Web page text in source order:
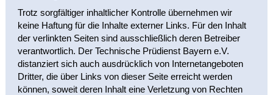
Trotz sorgfältiger inhaltlicher Kontrolle übernehmen wir
keine Haftung für die Inhalte externer Links. Für den Inhalt
der verlinkten Seiten sind ausschließlich deren Betreiber
verantwortlich. Der Technische Prüdienst Bayern e.V.
distanziert sich auch ausdrücklich von Internetangeboten
Dritter, die über Links von dieser Seite erreicht werden
können, soweit deren Inhalt eine Verletzung von Rechten